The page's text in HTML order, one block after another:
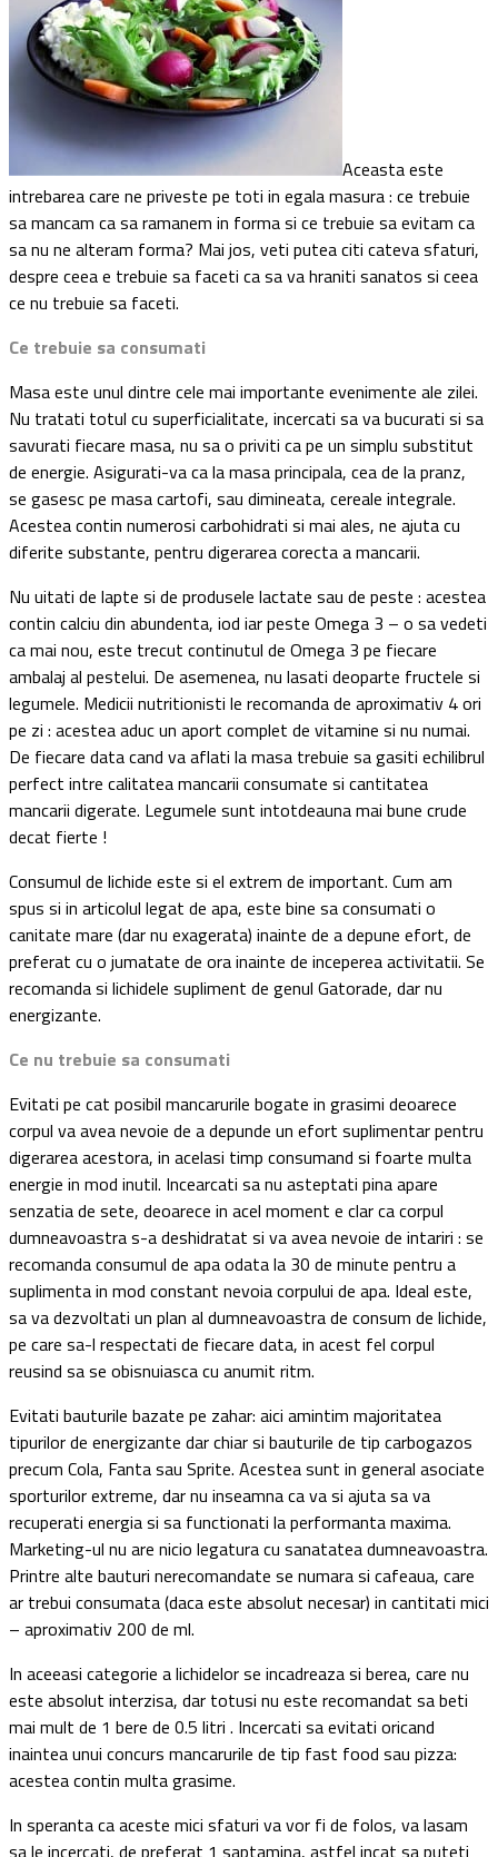
Aceasta este
intrebarea care ne priveste pe toti in egala masura : ce trebuie
sa mancam ca sa ramanem in forma si ce trebuie sa evitam ca
sa nu ne alteram forma? Mai jos, veti putea citi cateva sfaturi,
despre ceea e trebuie sa faceti ca sa va hraniti sanatos si ceea
ce nu trebuie sa faceti.
Ce trebuie sa consumati
Masa este unul dintre cele mai importante evenimente ale zilei.
Nu tratati totul cu superficialitate, incercati sa va bucurati si sa
savurati fiecare masa, nu sa o priviti ca pe un simplu substitut
de energie. Asigurati-va ca la masa principala, cea de la pranz,
se gasesc pe masa cartofi, sau dimineata, cereale integrale.
Acestea contin numerosi carbohidrati si mai ales, ne ajuta cu
diferite substante, pentru digerarea corecta a mancarii.
Nu uitati de lapte si de produsele lactate sau de peste : acestea
contin calciu din abundenta, iod iar peste Omega 3 – o sa vedeti
ca mai nou, este trecut continutul de Omega 3 pe fiecare
ambalaj al pestelui. De asemenea, nu lasati deoparte fructele si
legumele. Medicii nutritionisti le recomanda de aproximativ 4 ori
pe zi : acestea aduc un aport complet de vitamine si nu numai.
De fiecare data cand va aflati la masa trebuie sa gasiti echilibrul
perfect intre calitatea mancarii consumate si cantitatea
mancarii digerate. Legumele sunt intotdeauna mai bune crude
decat fierte !
Consumul de lichide este si el extrem de important. Cum am
spus si in articolul legat de apa, este bine sa consumati o
canitate mare (dar nu exagerata) inainte de a depune efort, de
preferat cu o jumatate de ora inainte de inceperea activitatii. Se
recomanda si lichidele supliment de genul Gatorade, dar nu
energizante.
Ce nu trebuie sa consumati
Evitati pe cat posibil mancarurile bogate in grasimi deoarece
corpul va avea nevoie de a depunde un efort suplimentar pentru
digerarea acestora, in acelasi timp consumand si foarte multa
energie in mod inutil. Incearcati sa nu asteptati pina apare
senzatia de sete, deoarece in acel moment e clar ca corpul
dumneavoastra s-a deshidratat si va avea nevoie de intariri : se
recomanda consumul de apa odata la 30 de minute pentru a
suplimenta in mod constant nevoia corpului de apa. Ideal este,
sa va dezvoltati un plan al dumneavoastra de consum de lichide,
pe care sa-l respectati de fiecare data, in acest fel corpul
reusind sa se obisnuiasca cu anumit ritm.
Evitati bauturile bazate pe zahar: aici amintim majoritatea
tipurilor de energizante dar chiar si bauturile de tip carbogazos
precum Cola, Fanta sau Sprite. Acestea sunt in general asociate
sporturilor extreme, dar nu inseamna ca va si ajuta sa va
recuperati energia si sa functionati la performanta maxima.
Marketing-ul nu are nicio legatura cu sanatatea dumneavoastra.
Printre alte bauturi nerecomandate se numara si cafeaua, care
ar trebui consumata (daca este absolut necesar) in cantitati mici
– aproximativ 200 de ml.
In aceeasi categorie a lichidelor se incadreaza si berea, care nu
este absolut interzisa, dar totusi nu este recomandat sa beti
mai mult de 1 bere de 0.5 litri . Incercati sa evitati oricand
inaintea unui concurs mancarurile de tip fast food sau pizza:
acestea contin multa grasime.
In speranta ca aceste mici sfaturi va vor fi de folos, va lasam
sa le incercati, de preferat 1 saptamina, astfel incat sa puteti